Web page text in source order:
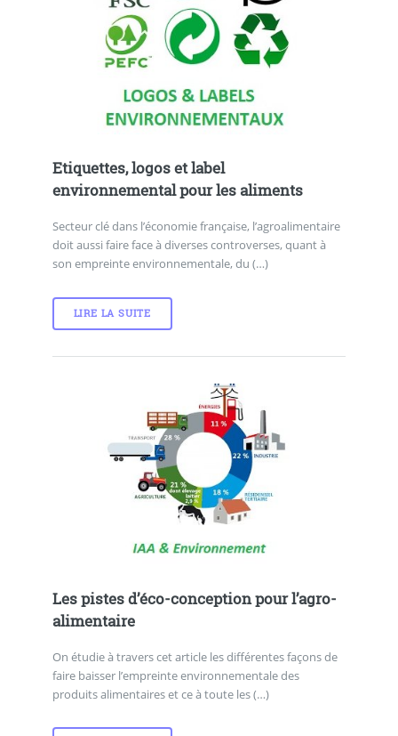
Etiquettes, logos et label
environnemental pour les aliments
Secteur clé dans l’économie française, l’agroalimentaire
doit aussi faire face à diverses controverses, quant à
son empreinte environnementale, du (…)
LIRE LA SUITE
Les pistes d’éco-conception pour l’agro-
alimentaire
On étudie à travers cet article les différentes façons de
faire baisser l’empreinte environnementale des
produits alimentaires et ce à toute les (…)